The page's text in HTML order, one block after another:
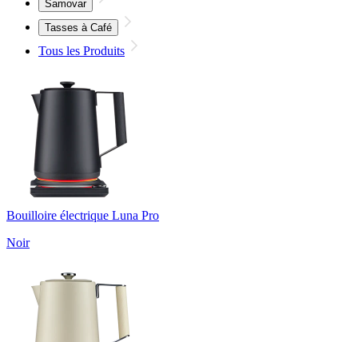
Samovar
Tasses à Café
Tous les Produits
Bouilloire électrique Luna Pro
Noir